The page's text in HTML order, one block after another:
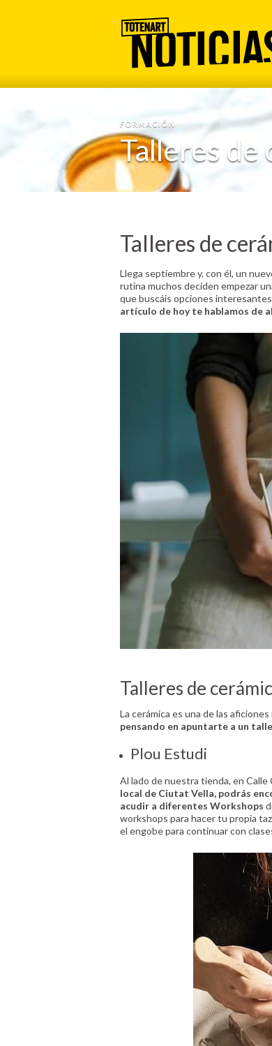
FORMACIÓN
Talleres de
Talleres de
Llega septiembre y, con él, un
rutina muchos deciden empezar
que buscáis opciones
artículo de hoy te hablamos de
Talleres de
La cerámica es una de las
pensando en apuntarte a un
Plou Estudi
Al lado de nuestra tienda, en
local de Ciutat Vella, podrás
acudir a diferentes Workshops
workshops para hacer tu propia
el engobe para continuar con